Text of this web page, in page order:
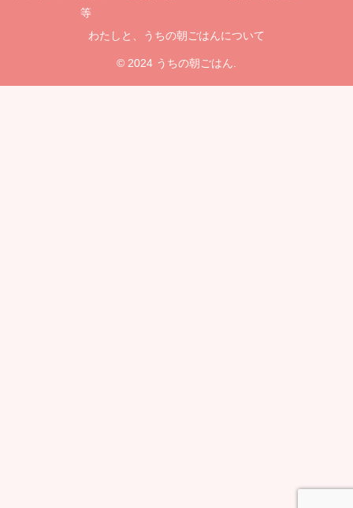
等
わたしと、うちの朝ごはんについて
© 2024 うちの朝ごはん.